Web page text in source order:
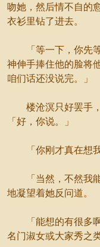
吻她，然后情不自的
衣衫里钻了进去。
「等一下，你先等
神伸手捧住他的脸将
咱们话还没说完。」
楼沧溟只好罢手，
「好，你说。」
「你刚才真在想我
「当然，不然我能
地凝望着她反问道。
「能想的有很多啊
名门淑女或大家秀之